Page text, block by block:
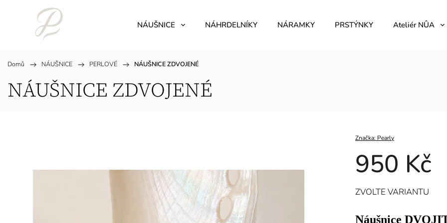
NÁUŠNICE NÁHRDELNÍKY NÁRAMKY PRSTÝNKY Ateliér NÛA
Domů / NÁUŠNICE / PERLOVÉ / NÁUŠNICE ZDVOJENÉ
NÁUŠNICE ZDVOJENÉ
Značka: Pearly
950 Kč
Náušnice
ZVOLTE VARIANTU